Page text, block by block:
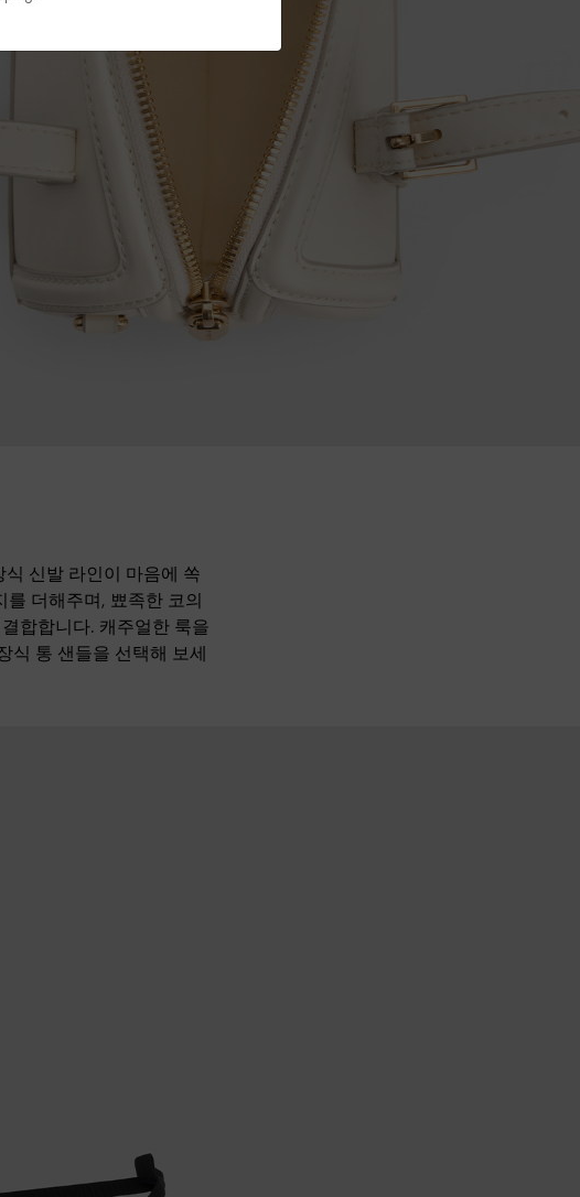
신발 라인이 마음에 쏙
더해주며, 뾰족한 코의
합합니다. 캐주얼한 룩을
식 통 샌들을 선택해 보세